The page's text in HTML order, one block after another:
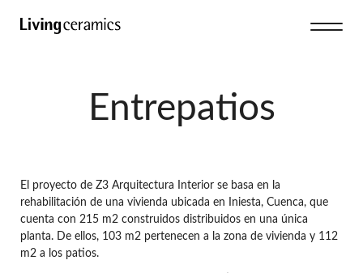
Entrepatios
El proyecto de Z3 Arquitectura Interior se basa en la
rehabilitación de una vivienda ubicada en Iniesta, Cuenca, que
cuenta con 215 m2 construidos distribuidos en una única
planta. De ellos, 103 m2 pertenecen a la zona de vivienda y 112
m2 a los patios.